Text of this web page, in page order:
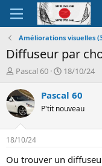
Améliorations visuelles
Diffuseur par
A
t
e
u
r
d
e
Pascal 60
D
t
d
é
b
18/10/24
Pascal 60
P'tit nouveau
18/10/24
Ou trouver un